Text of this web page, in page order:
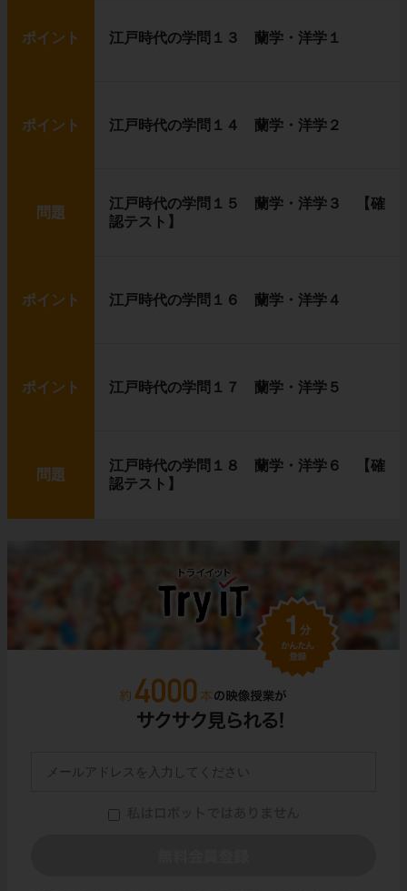
ポイント 江戸時代の学問１３ 蘭学・洋学１
ポイント 江戸時代の学問１４ 蘭学・洋学２
問題
江戸時代の学問１５ 蘭学・洋学３ 【確
認テスト】
ポイント 江戸時代の学問１６ 蘭学・洋学４
ポイント 江戸時代の学問１７ 蘭学・洋学５
問題
江戸時代の学問１８ 蘭学・洋学６ 【確
認テスト】